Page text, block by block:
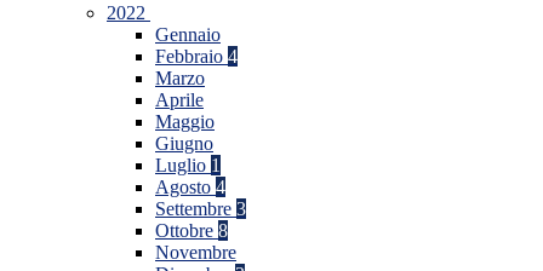
2022
Gennaio
Febbraio 4
Marzo
Aprile
Maggio
Giugno
Luglio 1
Agosto 4
Settembre 3
Ottobre 8
Novembre